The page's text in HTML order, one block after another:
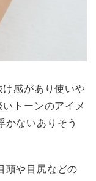
感があり使いや
トーンのアイメ
ないありそう
頭や目尻などの